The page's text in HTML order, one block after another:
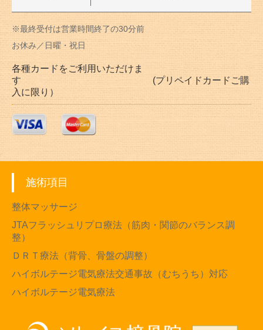
※最終受付は営業時間終了の30分前
お休み／日曜・祝日
各種カードをご利用いただけま
す (プリペイドカードご購
入に限り）
施術項目
整体マッサージ
JTAフラッシュリプロ療法（筋肉・関節のバランス調
整）
ＤＲＴ療法（背骨、骨盤の調整）
ハイボルテージ電気療法交通事故（むちうち）対応
ハイボルテージ電気療法